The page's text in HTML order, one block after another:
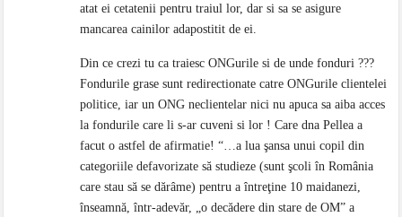
atat ei cetatenii pentru traiul lor, dar si sa se asigure
mancarea cainilor adapostitit de ei.
Din ce crezi tu ca traiesc ONGurile si de unde fonduri ???
Fondurile grase sunt redirectionate catre ONGurile clientelei
politice, iar un ONG neclientelar nici nu apuca sa aiba acces
la fondurile care li s-ar cuveni si lor ! Care dna Pellea a
facut o astfel de afirmatie! “…a lua şansa unui copil din
categoriile defavorizate să studieze (sunt şcoli în România
care stau să se dărâme) pentru a întreţine 10 maidanezi,
înseamnă, într-adevăr, „o decădere din stare de OM” a